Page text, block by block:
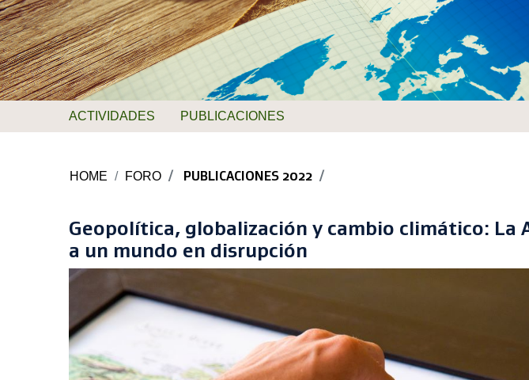
ACTIVIDADES PUBLICACIONES
HOME FORO PUBLICACIONES 2022
Geopolítica, globalización y cambio climático: La
a un mundo en disrupción